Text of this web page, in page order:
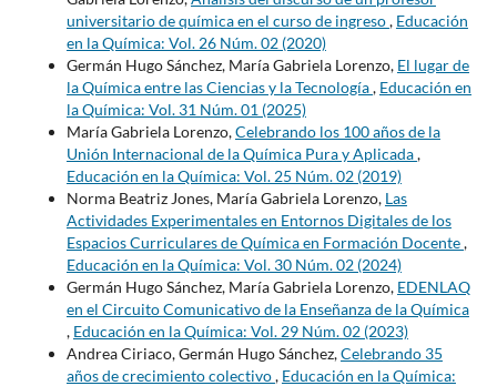
universitario de química en el curso de ingreso, Educación
en la Química: Vol. 26 Núm. 02 (2020)
Germán Hugo Sánchez, María Gabriela Lorenzo, El lugar de
la Química entre las Ciencias y la Tecnología, Educación en
la Química: Vol. 31 Núm. 01 (2025)
María Gabriela Lorenzo,Celebrando los 100 años de la
Unión Internacional de la Química Pura y Aplicada,
Educación en la Química: Vol. 25 Núm. 02 (2019)
Norma Beatriz Jones, María Gabriela Lorenzo, Las
Actividades Experimentales en Entornos Digitales de los
Espacios Curriculares de Química en Formación Docente,
Educación en la Química: Vol. 30 Núm. 02 (2024)
Germán Hugo Sánchez, María Gabriela Lorenzo, EDENLAQ
en el Circuito Comunicativo de la Enseñanza de la Química
, Educación en la Química: Vol. 29 Núm. 02 (2023)
Andrea Ciriaco, Germán Hugo Sánchez,Celebrando 35
años de crecimiento colectivo, Educación en la Química: